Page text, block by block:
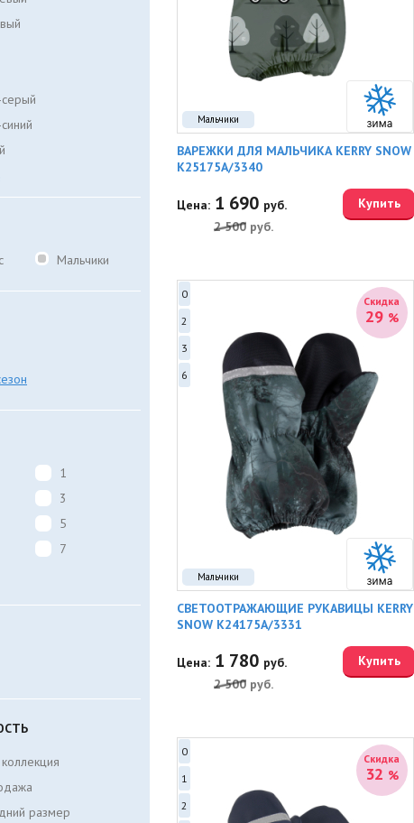
Мальчики
1
3
5
7
размер
Мальчики
ВАРЕЖКИ ДЛЯ МАЛЬЧИКА KERRY SNOW
K25175A/3340
Цена: 1 690 руб.
2 500 руб.
Купить
Мальчики
Скидка
29 %
0
2
3
6
СВЕТООТРАЖАЮЩИЕ РУКАВИЦЫ KERRY
SNOW K24175A/3331
Цена: 1 780 руб.
2 500 руб.
Купить
Скидка
32 %
0
1
2